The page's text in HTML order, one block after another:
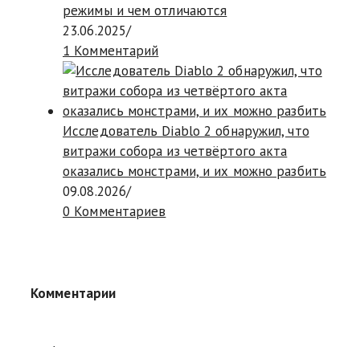
режимы и чем отличаются
23.06.2025/
1 Комментарий
Исследователь Diablo 2 обнаружил, что
витражи собора из четвёртого акта
оказались монстрами, и их можно разбить
09.08.2026/
0 Комментариев
Комментарии